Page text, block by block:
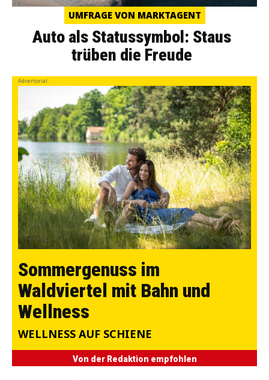
UMFRAGE VON MARKTAGENT
Auto als Statussymbol: Staus
trüben die Freude
Advertorial
Sommergenuss im
Waldviertel mit Bahn und
Wellness
WELLNESS AUF SCHIENE
Von der Redaktion empfohlen